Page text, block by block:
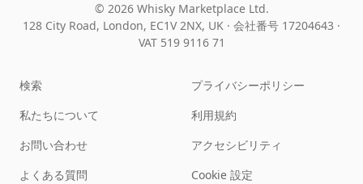
© 2026 Whisky Marketplace Ltd.
128 City Road, London, EC1V 2NX, UK · 会社番号 17204643 ·
VAT 519 9116 71
検索
私たちについて
お問い合わせ
よくある質問
プライバシーポリシー
利用規約
アクセシビリティ
Cookie 設定